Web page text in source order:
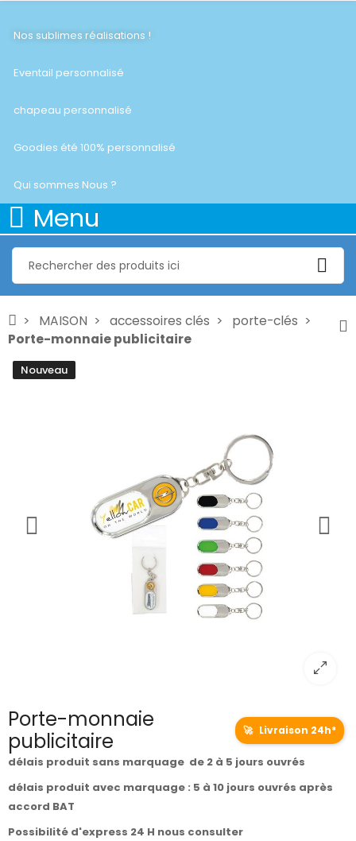
Nos sublimes réalisations !
Eventail personnalisé
chapeau personnalisé
Goodies été 100% personnalisé
Qui sommes Nous ?
Menu
MAISON accessoires clés
porte-clés
Porte-monnaie publicitaire
Nouveau
Porte-monnaie
publicitaire
🚀 Livraison 24h*
délais produit sans marquage de 2 à 5 jours ouvrés
délais produit avec marquage : 5 à 10 jours ouvrés après
accord BAT
Possibilité d'express 24 H nous consulter